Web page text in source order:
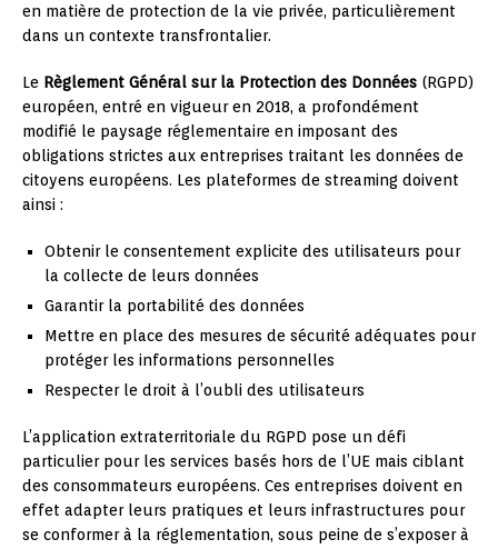
en matière de protection de la vie privée, particulièrement
dans un contexte transfrontalier.
Le Règlement Général sur la Protection des Données (RGPD)
européen, entré en vigueur en 2018, a profondément
modifié le paysage réglementaire en imposant des
obligations strictes aux entreprises traitant les données de
citoyens européens. Les plateformes de streaming doivent
ainsi :
Obtenir le consentement explicite des utilisateurs pour
la collecte de leurs données
Garantir la portabilité des données
Mettre en place des mesures de sécurité adéquates pour
protéger les informations personnelles
Respecter le droit à l’oubli des utilisateurs
L’application extraterritoriale du RGPD pose un défi
particulier pour les services basés hors de l’UE mais ciblant
des consommateurs européens. Ces entreprises doivent en
effet adapter leurs pratiques et leurs infrastructures pour
se conformer à la réglementation, sous peine de s’exposer à